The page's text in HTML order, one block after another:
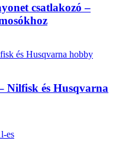
csatlakozó –
Nilfisk és Husqvarna